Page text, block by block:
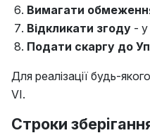
Вимагати
Відкликати згоду - у
Подати скаргу до
Для реалізації будь-
VI.
Строки